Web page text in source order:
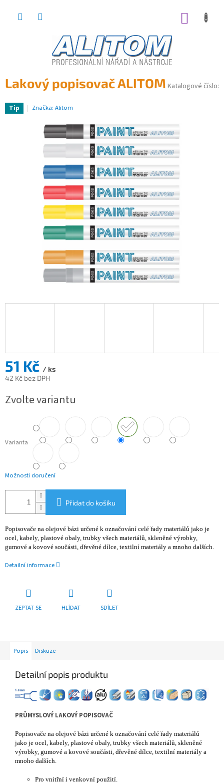
Lakový popisovač ALITOM Katalogové číslo:
Tip Značka: Alitom
51 Kč / ks
42 Kč bez DPH
cena:
Zvolte variantu
Varianta
Možnosti doručení
Přidat do košíku
Popisovače na olejové bázi určené k označování celé řady materiálů jako je
ocel, kabely, plastové obaly, trubky všech materiálů, skleněné výrobky,
gumové a kovové součásti, dřevěné dílce, textilní materiály a mnoho dalších.
Detailní informace
ZEPTAT SE HLÍDAT SDÍLET
Popis Diskuze
Detailní popis produktu
PRŮMYSLOVÝ LAKOVÝ POPISOVAČ
Popisovače na olejové bázi určené k označování celé řady materiálů
jako je ocel, kabely, plastové obaly, trubky všech materiálů, skleněné
výrobky, gumové a kovové součásti, dřevěné dílce, textilní materiály a
mnoho dalších.
Pro vnitřní i venkovní použití.